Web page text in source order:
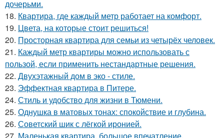
дочерьми.
18. Квартира, где каждый метр работает на комфорт.
19. Цвета, на которые стоит решиться!
20. Просторная квартира для семьи из четырёх человек.
21. Каждый метр квартиры можно использовать с
пользой, если применить нестандартные решения.
22. Двухэтажный дом в эко - стиле.
23. Эффектная квартира в Питере.
24. Стиль и удобство для жизни в Тюмени.
25. Однушка в матовых тонах: спокойствие и глубина.
26. Советский шик с лёгкой иронией.